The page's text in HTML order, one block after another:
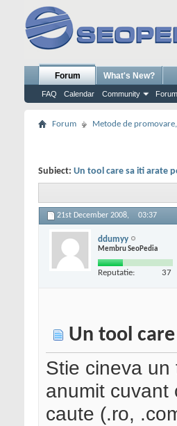
Forum
FAQ Calendar Community
What's New?
Forum Metode de
Subiect: Un tool care sa iti arate
21st December 2008, 03:37
ddumyy
Membru SeoPedia
Reputatie: 37
Un tool
Stie cineva
anumit cuvant
caute (.ro,